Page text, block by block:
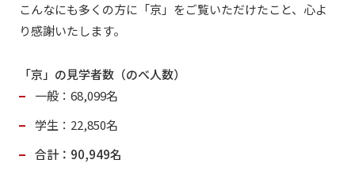
こんなにも多くの方に「京」をご覧いただけたこと、心よ
り感謝いたします。
「京」の見学者数（のべ人数）
一般：68,099名
学生：22,850名
合計：90,949名